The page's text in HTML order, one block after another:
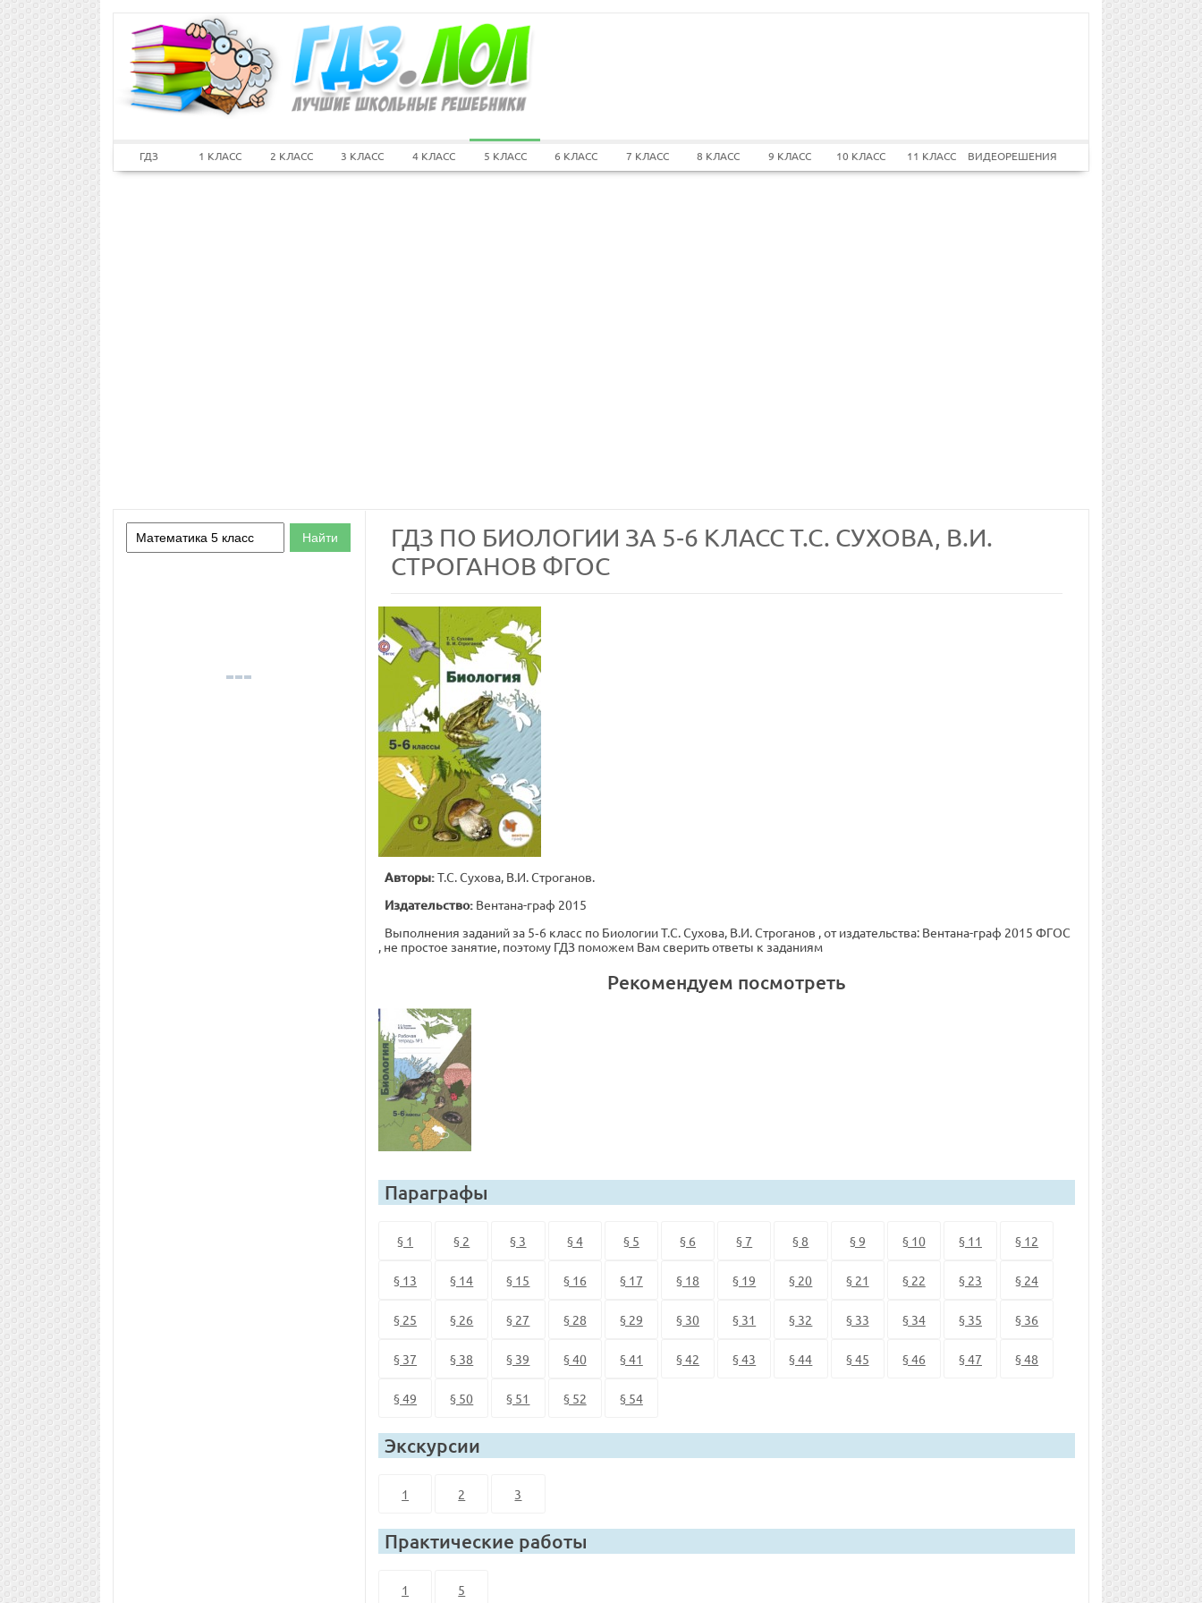
ГДЗ 1 КЛАСС 2 КЛАСС 3 КЛАСС 4 КЛАСС 5 КЛАСС 6 КЛАСС 7 КЛАСС 8 КЛАСС 9 КЛАСС 10 КЛАСС 11 КЛАСС ВИДЕОРЕШЕНИЯ
ГДЗ ПО БИОЛОГИИ ЗА 5‐6 КЛАСС Т.С. СУХОВА, В.И.
СТРОГАНОВ ФГОС
Авторы:Т.С. Сухова, В.И. Строганов.
Издательство: Вентана-граф 2015
Выполнения заданий за 5‐6 класс по Биологии Т.С. Сухова, В.И. Строганов , от издательства: Вентана-граф 2015 ФГОС
, не простое занятие, поэтому ГДЗ поможем Вам сверить ответы к заданиям
Рекомендуем посмотреть
Параграфы
§ 1 § 2 § 3 § 4 § 5 § 6 § 7 § 8 § 9 § 10 § 11 § 12
§ 13 § 14 § 15 § 16 § 17 § 18 § 19 § 20 § 21 § 22 § 23 § 24
§ 25 § 26 § 27 § 28 § 29 § 30 § 31 § 32 § 33 § 34 § 35 § 36
§ 37 § 38 § 39 § 40 § 41 § 42 § 43 § 44 § 45 § 46 § 47 § 48
§ 49 § 50 § 51 § 52 § 54
Экскурсии
1 2 3
Практические работы
1 5